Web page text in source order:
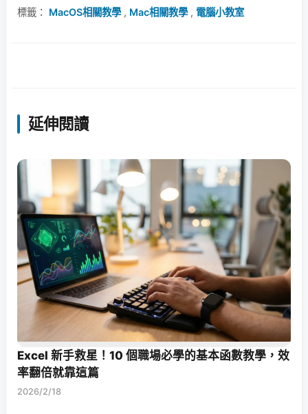
標籤： MacOS相關教學, Mac相關教學, 電腦小教室
延伸閱讀
Excel 新手救星！10 個職場必學的基本函數教學，效
率翻倍就靠這篇
2026/2/18